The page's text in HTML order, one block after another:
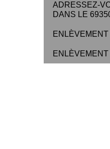
ADRESSEZ-
DANS LE